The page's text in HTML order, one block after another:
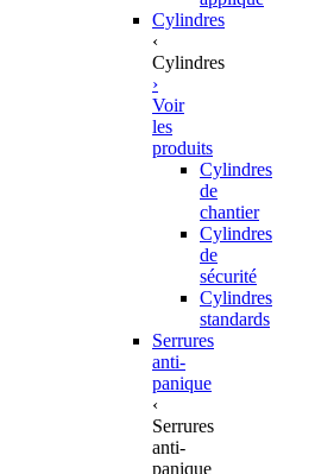
Cylindres
‹
Cylindres
›
Voir
les
produits
Cylindres
de
chantier
Cylindres
de
sécurité
Cylindres
standards
Serrures
anti-
panique
‹
Serrures
anti-
panique